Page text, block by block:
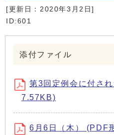
[更新日： 2020年3月2日]
ID:601
添付ファイル
第3回定例会に付さ
7.57KB)
6月6日（木） (PDF